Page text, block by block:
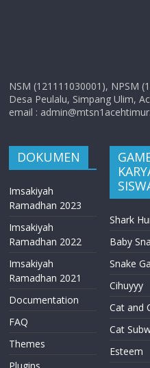
NSM (121111030001), NPSM
Desa Peulalu, Simpang Ulim,
email :
DOKUMEN
Imsakiyah
Ramadhan 2023
Imsakiyah
Ramadhan 2022
Imsakiyah
Ramadhan 2021
Documentation
FAQ
Themes
Shark
Baby
Snake
Cihuyyy
Cat and
Cat
Esteem